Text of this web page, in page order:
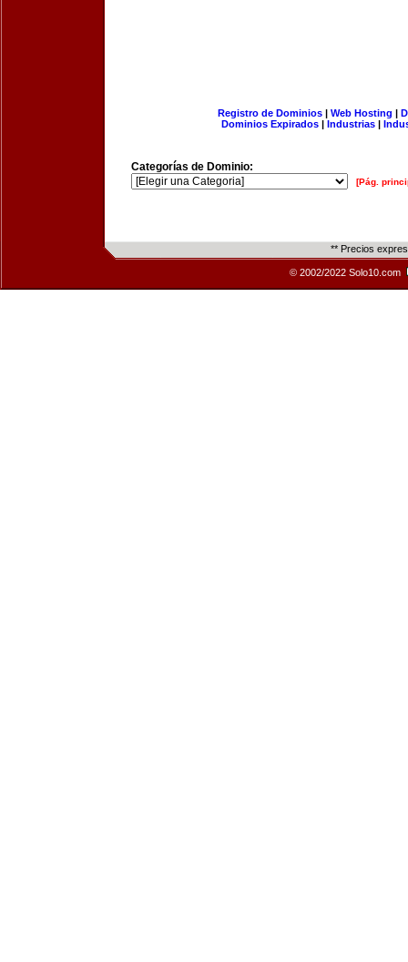
Registro de Dominios| Web Hosting |
Dominios Expirados | Industrias |
Categorías de Dominio:
[Pág.
** Precios
© 2002/2022 Solo10.com